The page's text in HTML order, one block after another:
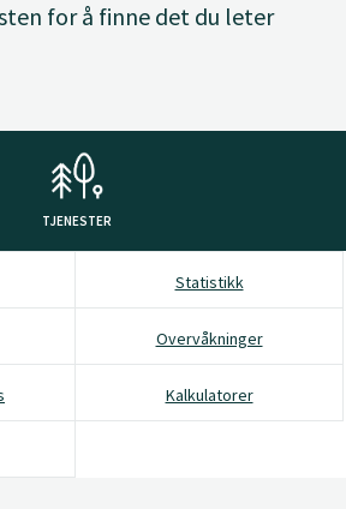
for å finne det du leter
TJENESTER
Statistikk
Overvåkninger
Kalkulatorer